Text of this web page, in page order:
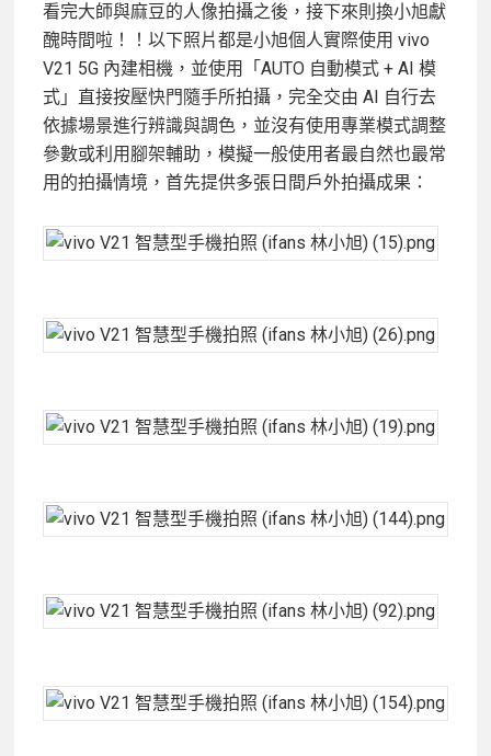
看完大師與麻豆的人像拍攝之後，接下來則換小旭獻
醜時間啦！！以下照片都是小旭個人實際使用 vivo
V21 5G 內建相機，並使用「AUTO 自動模式 + AI 模
式」直接按壓快門隨手所拍攝，完全交由 AI 自行去
依據場景進行辨識與調色，並沒有使用專業模式調整
參數或利用腳架輔助，模擬一般使用者最自然也最常
用的拍攝情境，首先提供多張日間戶外拍攝成果：